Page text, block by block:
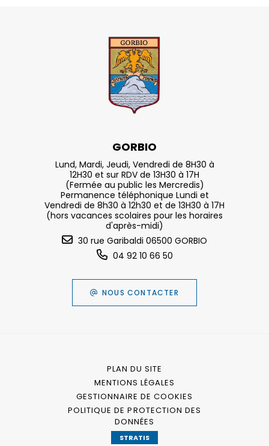
GORBIO
Lund, Mardi, Jeudi, Vendredi de 8H30 à
12H30 et sur RDV de 13H30 à 17H
(Fermée au public les Mercredis)
Permanence téléphonique Lundi et
Vendredi de 8h30 à 12h30 et de 13H30 à 17H
(hors vacances scolaires pour les horaires
d'après-midi)
30 rue Garibaldi 06500 GORBIO
04 92 10 66 50
NOUS CONTACTER
PLAN DU SITE
MENTIONS LÉGALES
GESTIONNAIRE DE COOKIES
POLITIQUE DE PROTECTION DES
DONNÉES
STRATIS